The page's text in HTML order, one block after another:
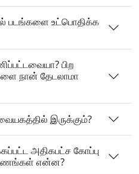
படங்களை உட்பொதிக்க
பிற
நான் தேடலாமா
இருக்கும்?
அதிகபட்ச கோப்பு
என்ன?